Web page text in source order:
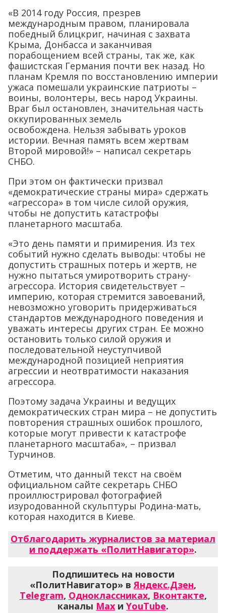
«В 2014 году Россия, презрев
международным правом, планировала
победный блицкриг, начиная с захвата
Крыма, Донбасса и заканчивая
порабощением всей страны, так же, как
фашистская Германия почти век назад. Но
планам Кремля по восстановлению империи
ужаса помешали украинские патриоты –
воины, волонтеры, весь народ Украины.
Враг был остановлен, значительная часть
оккупированных земель
освобождена. Нельзя забывать уроков
истории. Вечная память всем жертвам
Второй мировой!» – написал секретарь
СНБО.
При этом он фактически призвал
«демократические страны мира» сдержать
«агрессора» в том числе силой оружия,
чтобы не допустить катастрофы
планетарного масштаба.
«Это день памяти и примирения. Из тех
событий нужно сделать выводы: чтобы не
допустить страшных потерь и жертв, не
нужно пытаться умиротворить страну-
агрессора. История свидетельствует –
империю, которая стремится завоеваний,
невозможно уговорить придерживаться
стандартов международного поведения и
уважать интересы других стран. Ее можно
остановить только силой оружия и
последовательной неуступчивой
международной позицией неприятия
агрессии и неотвратимости наказания
агрессора.
Поэтому задача Украины и ведущих
демократических стран мира – не допустить
повторения страшных ошибок прошлого,
которые могут привести к катастрофе
планетарного масштаба», – призвал
Турчинов.
Отметим, что данный текст на своём
официальном сайте секретарь СНБО
проиллюстрировал фотографией
изуродованной скульптуры Родина-мать,
которая находится в Киеве.
Отблагодарить журналистов за материал
и поддержать «ПолитНавигатор».
Подпишитесь на новости
«ПолитНавигатор» вЯндекс.Дзен,
Telegram, Одноклассниках, Вконтакте,
каналы Max и YouTube.